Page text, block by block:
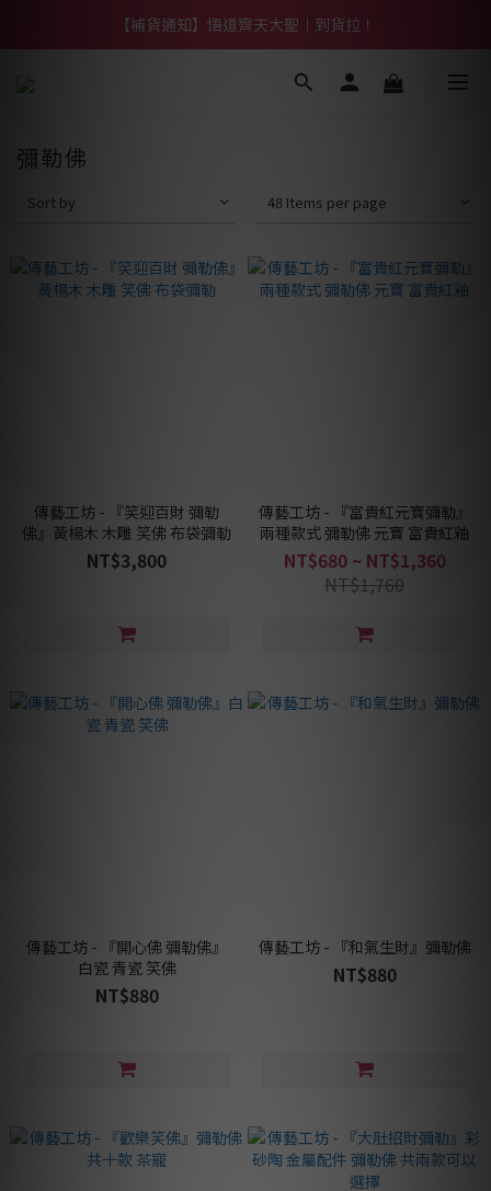
【熱門】馬上有系列！四種寶物幫你財運「轉」進來
【補貨通知】悟道齊天大聖｜到貨拉！
【熱門】馬上有系列！四種寶物幫你財運「轉」進來
彌勒佛
Sort by 48 Items per page
傳藝工坊 - 『笑迎百財 彌勒
佛』黃楊木 木雕 笑佛 布袋彌勒
NT$3,800
傳藝工坊 - 『富貴紅元寶彌勒』
兩種款式 彌勒佛 元寶 富貴紅釉
NT$680 ~ NT$1,360
NT$1,760
傳藝工坊 - 『開心佛 彌勒佛』
白瓷 青瓷 笑佛
NT$880
傳藝工坊 - 『和氣生財』彌勒佛
NT$880